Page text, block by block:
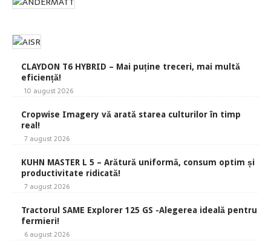
CLAYDON T6 HYBRID – Mai puține treceri, mai multă
eficiență!
10 august 2026
Cropwise Imagery vă arată starea culturilor în timp
real!
7 august 2026
KUHN MASTER L 5 – Arătură uniformă, consum optim și
productivitate ridicată!
7 august 2026
Tractorul SAME Explorer 125 GS -Alegerea ideală pentru
fermieri!
6 august 2026